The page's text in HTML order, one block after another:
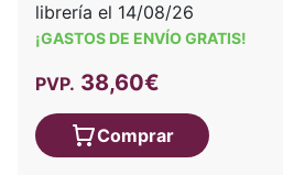
librería el 14/08/26
¡GASTOS DE ENVÍO GRATIS!
PVP. 38,60€
Comprar